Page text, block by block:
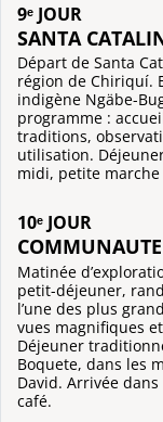
9ᵉ JOUR
SANTA
Départ de Santa
région de Chiriquí.
indigène Ngäbe-
programme :
traditions,
utilisation.
midi, petite
10ᵉ JOUR
COMMUNAUTE
Matinée
petit-déjeuner,
l’une des plus
vues magnifiques
Déjeuner
Boquete, dans les
David. Arrivée
café.